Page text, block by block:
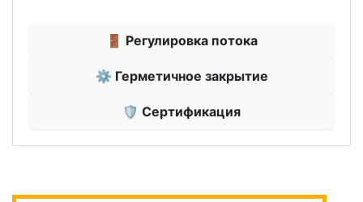
🚪 Регулировка потока
⚙ Герметичное закрытие
🛡 Сертификация